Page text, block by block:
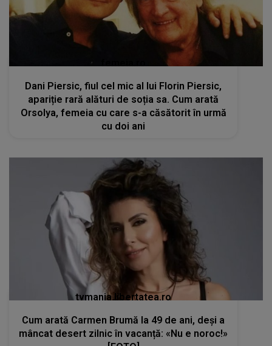
Dani Piersic, fiul cel mic al lui Florin Piersic,
apariție rară alături de soția sa. Cum arată
Orsolya, femeia cu care s-a căsătorit în urmă
cu doi ani
tvmania.libertatea.ro
Cum arată Carmen Brumă la 49 de ani, deși a
mâncat desert zilnic în vacanță: «Nu e noroc!»